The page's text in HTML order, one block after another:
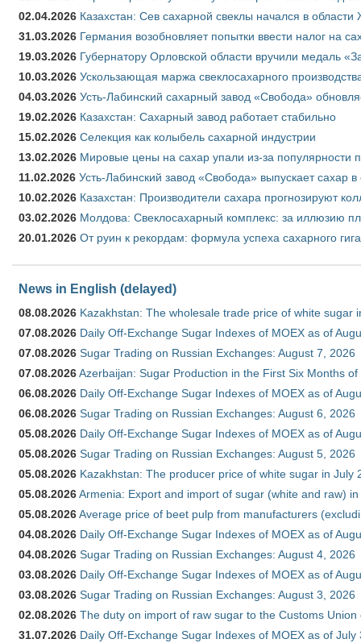
02.04.2026 Казахстан: Сев сахарной свеклы начался в области
31.03.2026 Германия возобновляет попытки ввести налог на
19.03.2026 Губернатору Орловской области вручили медаль
10.03.2026 Ускользающая маржа свеклосахарного
04.03.2026 Усть-Лабинский сахарный завод «Свобода»
19.02.2026 Казахстан: Сахарный завод работает стабильно
15.02.2026 Селекция как колыбель сахарной индустрии
13.02.2026 Мировые цены на сахар упали из-за популярности
11.02.2026 Усть-Лабинский завод «Свобода» выпускает сахар в
10.02.2026 Казахстан: Производители сахара прогнозируют
03.02.2026 Молдова: Свеклосахарный комплекс: за иллюзию
20.01.2026 От руин к рекордам: формула успеха сахарного
News in English (delayed)
08.08.2026 Kazakhstan: The wholesale trade price of white sugar
07.08.2026 Daily Off-Exchange Sugar Indexes of MOEX as of
07.08.2026 Sugar Trading on Russian Exchanges: August 7, 2026
07.08.2026Azerbaijan: Sugar Production in the First Six Months of
06.08.2026 Daily Off-Exchange Sugar Indexes of MOEX as of
06.08.2026 Sugar Trading on Russian Exchanges: August 6, 2026
05.08.2026 Daily Off-Exchange Sugar Indexes of MOEX as of
05.08.2026 Sugar Trading on Russian Exchanges: August 5, 2026
05.08.2026 Kazakhstan: The producer price of white sugar in July
05.08.2026Armenia: Export and import of sugar (white and raw)
05.08.2026Average price of beet pulp from manufacturers
04.08.2026 Daily Off-Exchange Sugar Indexes of MOEX as of
04.08.2026 Sugar Trading on Russian Exchanges: August 4, 2026
03.08.2026 Daily Off-Exchange Sugar Indexes of MOEX as of
03.08.2026 Sugar Trading on Russian Exchanges: August 3, 2026
02.08.2026 The duty on import of raw sugar to the Customs
31.07.2026 Daily Off-Exchange Sugar Indexes of MOEX as of July